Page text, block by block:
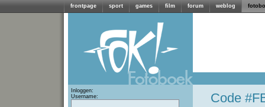
frontpage sport games film forum weblog
Inloggen:
Username:
Code